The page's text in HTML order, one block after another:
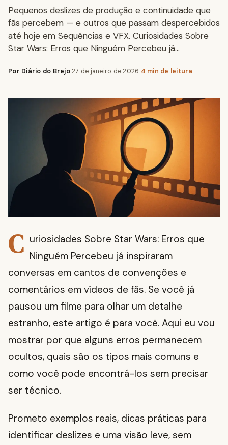
Pequenos deslizes de produção e continuidade que
fãs percebem — e outros que passam despercebidos
até hoje em Sequências e VFX. Curiosidades Sobre
Star Wars: Erros que Ninguém Percebeu já…
Por Diário do Brejo·27 de janeiro de 2026·4 min de leitura
C uriosidades Sobre Star Wars: Erros que
Ninguém Percebeu já inspiraram
conversas em cantos de convenções e
comentários em vídeos de fãs. Se você já
pausou um filme para olhar um detalhe
estranho, este artigo é para você. Aqui eu vou
mostrar por que alguns erros permanecem
ocultos, quais são os tipos mais comuns e
como você pode encontrá-los sem precisar
ser técnico.
Prometo exemplos reais, dicas práticas para
identificar deslizes e uma visão leve, sem